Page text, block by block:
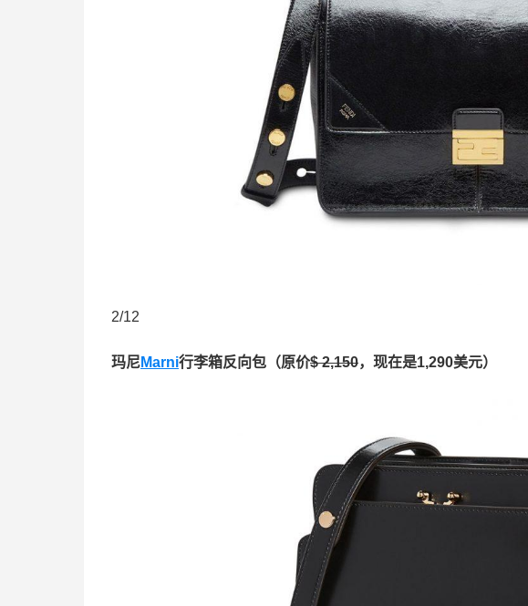
2/12
玛尼Marni行李箱反向包（原价$ 2,150，现在是1,290美元）